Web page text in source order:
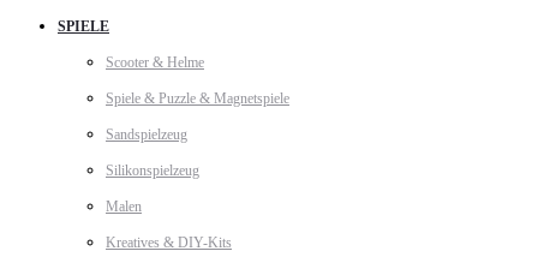
SPIELE
Scooter & Helme
Spiele & Puzzle & Magnetspiele
Sandspielzeug
Silikonspielzeug
Malen
Kreatives & DIY-Kits